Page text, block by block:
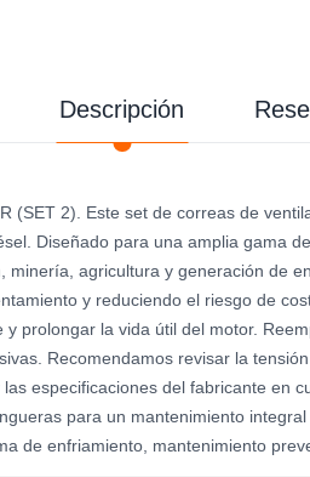
Descripción
(SET 2). Este set de correas de
Diseñado para una amplia gama
minería, agricultura y generación de
y reduciendo el riesgo de
prolongar la vida útil del motor.
Recomendamos revisar la
especificaciones del fabricante en
para un mantenimiento
de enfriamiento, mantenimiento